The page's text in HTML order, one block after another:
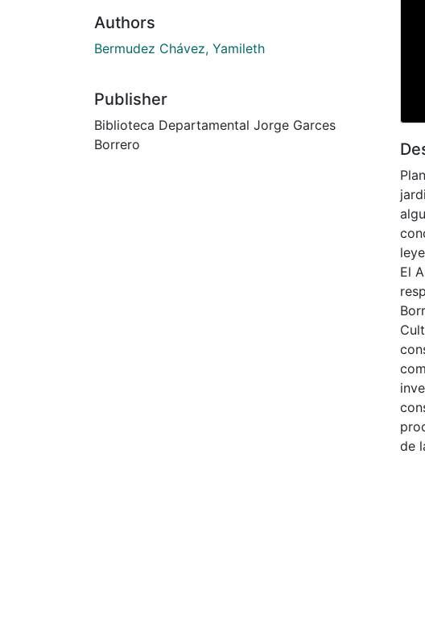
Authors
Bermudez Chávez, Yamileth
Publisher
Biblioteca Departamental Jorge Garces
Borrero
El
de